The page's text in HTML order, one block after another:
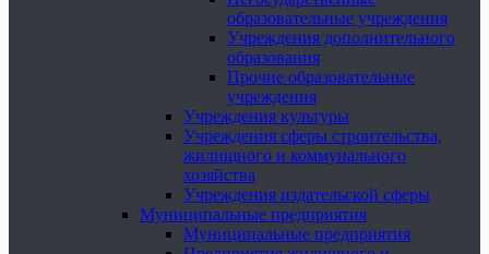
образовательные учреждения
Учреждения дополнительного
образования
Прочие образовательные
учреждения
Учреждения культуры
Учреждения сферы строительства,
жилищного и коммунального
хозяйства
Учреждения издательской сферы
Муниципальные предприятия
Муниципальные предприятия